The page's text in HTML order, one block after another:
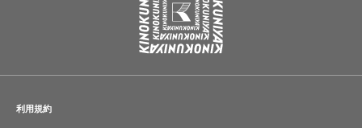
利用規約